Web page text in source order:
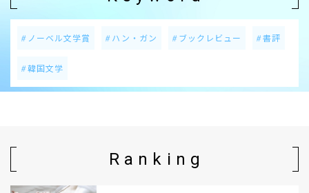
ノーベル文学賞 ハン・ガン ブックレビュー 書評
韓国文学
Ranking